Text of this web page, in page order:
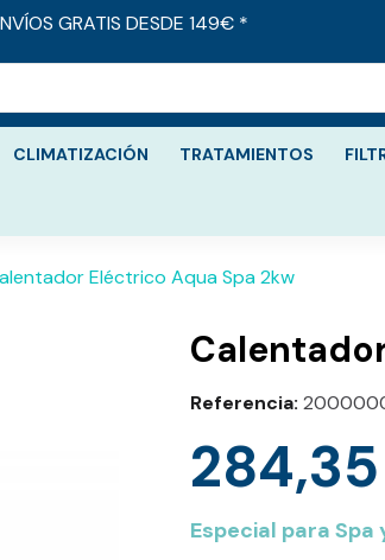
GRATIS DESDE 149€ *
CLIMATIZACIÓN TRATAMIENTOS
Eléctrico Aqua Spa 2kw
Referencia
Especial para Spa